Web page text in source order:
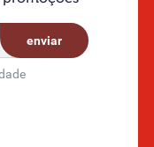
enviar